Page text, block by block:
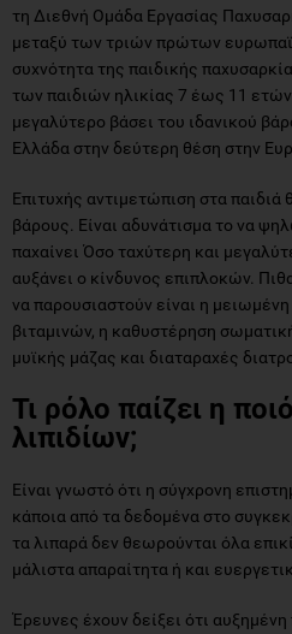
τη Διεθνή Ομάδα Εργασίας
μεταξύ των τριών πρώτων
συχνότητα της παιδικής
των παιδιών ηλικίας 7 έως 11
μεγαλύτερο βάσει του ιδανικού
Ελλάδα στην δεύτερη θέση στην
Επιτυχής αντιμετώπιση στα παιδιά
βάρους. Είναι αδυνάτισμα το να
παχαίνει Όσο ταχύτερη και
αυξάνει ο κίνδυνος επιπλοκών.
να παρουσιαστούν είναι η
βιταμινών, η καθυστέρηση
μυϊκής μάζας και διαταραχές
Τι ρόλο παίζει η
λιπιδίων;
Είναι γνωστό ότι η σύγχρονη
κάποια από τα δεδομένα στο
τα λιπαρά δεν θεωρούνται όλα
μάλιστα απαραίτητα ή και
Έρευνες έχουν δείξει ότι